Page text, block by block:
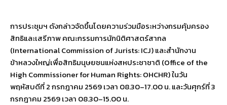
การประชุมฯ ดังกล่าวจัดขึ้นโดยความร่วมมือระหว่างกรมคุ้มครอง
สิทธิและเสรีภาพ คณะกรรมการนักนิติศาสตร์สากล
(International Commission of Jurists: ICJ) และสำนักงาน
ข้าหลวงใหญ่เพื่อสิทธิมนุษยชนแห่งสหประชาชาติ (Office of the
High Commissioner for Human Rights: OHCHR) ในวัน
พฤหัสบดีที่ 2 กรกฎาคม 2569 เวลา 08.30–17.00 น. และวันศุกร์ที่ 3
กรกฎาคม 2569 เวลา 08.30–15.00 น.